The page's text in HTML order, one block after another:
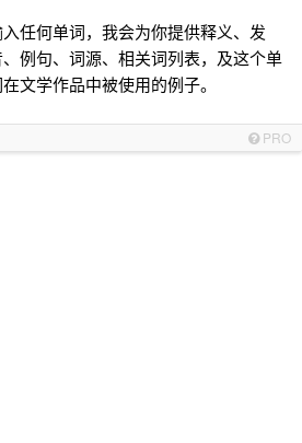
任何单词，我会为你提供释义、发
例句、词源、相关词列表，及这个单
文学作品中被使用的例子。
PRO